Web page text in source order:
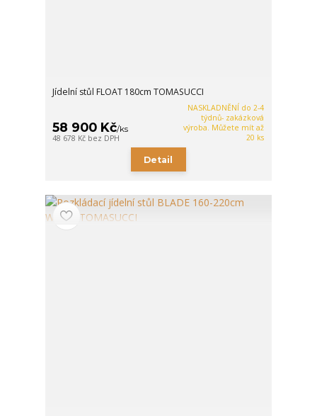
Jídelní stůl FLOAT 180cm TOMASUCCI
58 900 Kč/ks
48 678 Kč bez DPH
NASKLADNĚNÍ do 2-4
týdnů- zakázková
výroba. Můžete mít až
20 ks
Detail